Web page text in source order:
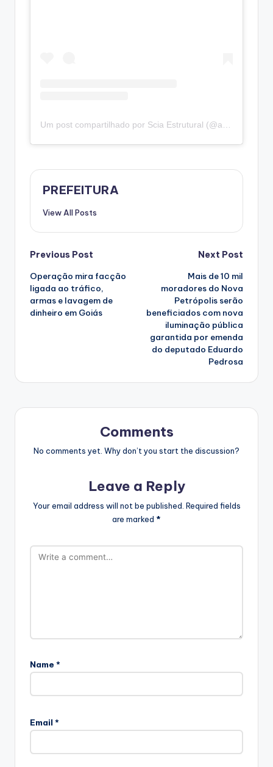
PREFEITURA
View All Posts
Post
navigation
Previous Post
Operação mira facção
ligada ao tráfico,
armas e lavagem de
dinheiro em Goiás
Next Post
Mais de 10 mil
moradores do Nova
Petrópolis serão
beneficiados com nova
iluminação pública
garantida por emenda
do deputado Eduardo
Pedrosa
Comments
No comments yet. Why don’t you start the discussion?
Leave a Reply
Your email address will not be published. Required fields
are marked *
Name *
Email *